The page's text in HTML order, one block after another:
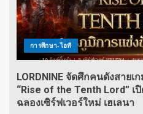
การศึกษา-ไอที
LORDNINE จัดศึกคนดังสาย
“Rise of the Tenth Lord”
ฉลองเซิร์ฟเวอร์ใหม่ เฮเลนา